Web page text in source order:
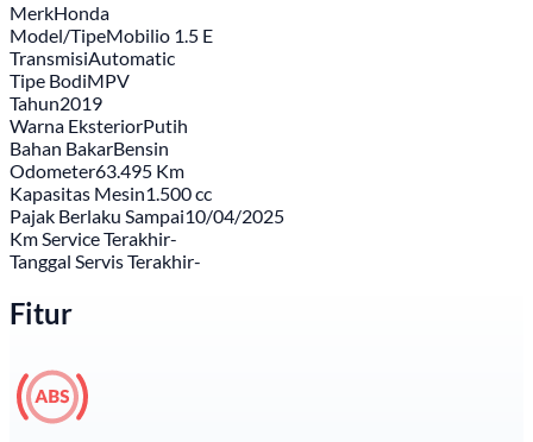
MerkHonda
Model/TipeMobilio 1.5 E
TransmisiAutomatic
Tipe BodiMPV
Tahun2019
Warna EksteriorPutih
Bahan BakarBensin
Odometer63.495 Km
Kapasitas Mesin1.500 cc
Pajak Berlaku Sampai10/04/2025
Km Service Terakhir-
Tanggal Servis Terakhir-
Fitur